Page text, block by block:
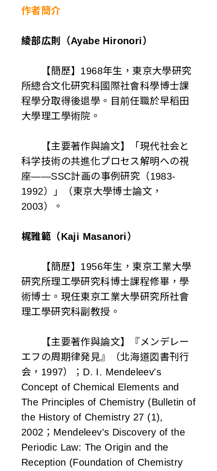
作者簡介
綾部広則（Ayabe Hironori）
【簡歷】1968年生，東京大學研究
所總合文化研究科國際社會科學博士課
程學分取得後退學。目前任職於早稻田
大學理工學術院。
【主要著作與論文】「現代社会と
科学技術の共進化プロセス解明への視
座——SSC計画の事例研究（1983-
1992）」（東京大學博士論文，
2003）。
梶雅範（Kaji Masanori）
【簡歷】1956年生，東京工業大學
研究所理工學研究科博士課程修畢，學
術博士。現任東京工業大學研究所社會
理工學研究科副教授。
【主要著作與論文】『メンデレー
エフの周期律発見』（北海道図書刊行
会，1997）；D. I. Mendeleev's
Concept of Chemical Elements and
The Principles of Chemistry (Bulletin of
the History of Chemistry 27 (1),
2002；Mendeleev's Discovery of the
Periodic Law: The Origin and the
Reception (Foundation of Chemistry